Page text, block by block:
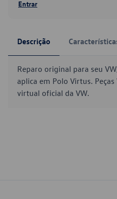
Entrar
Descrição
Reparo original para seu
aplica em Polo Virtus.
virtual oficial da VW.